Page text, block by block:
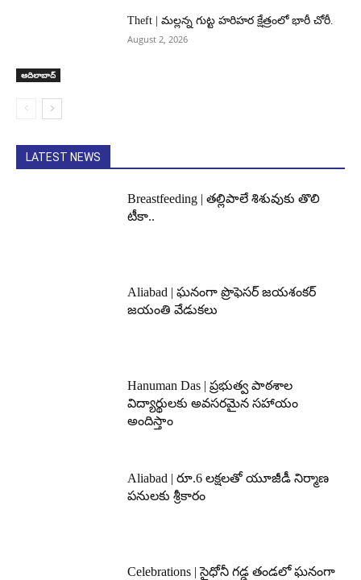
ఆదిలాబాద్
Theft | మల్లన్న గుట్ట హరిహర క్షేత్రంలో భారీ చోరీ.
August 2, 2026
LATEST NEWS
Breastfeeding | తల్లిపాలే శిశువుకు తొలి
టీకా..
Aliabad | ఘనంగా ప్రొఫెసర్ జయశంకర్
జయంతి వేడుకలు
Hanuman Das | ప్రభుత్వ పాఠశాల
విద్యార్థులకు అవసరమైన సహాయం
అందిస్తాం
Aliabad | రూ.6 లక్షలతో యూజీడీ నిర్మాణ
పనులకు శ్రీకారం
Celebrations | సైధోనీ గడ్డ తండలో ఘనంగా